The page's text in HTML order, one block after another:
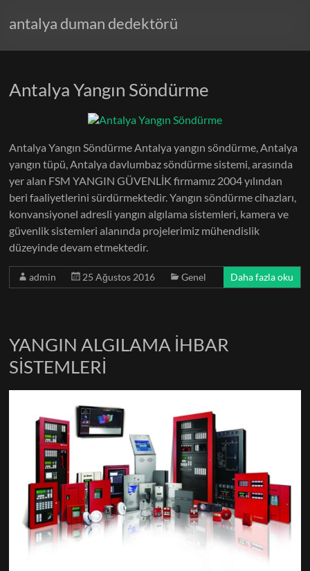
antalya duman dedektörü
Antalya Yangın Söndürme
Antalya Yangın Söndürme Antalya yangın söndürme, Antalya
yangın tüpü, Antalya davlumbaz söndürme sistemi, arasında
yer alan FSM YANGIN GÜVENLİK firmamız 2004 yılından
beri faaliyetlerini sürdürmektedir. Yangın söndürme cihazları,
konvansiyonel adresli yangın algılama sistemleri, kamera ve
güvenlik sistemleri alanında projelerimiz mühendislik
düzeyinde devam etmektedir.
admin 25 Ağustos 2016 Genel Daha fazla oku
YANGIN ALGILAMA İHBAR
SİSTEMLERİ